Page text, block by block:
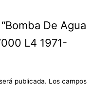
De Agua
L4 1971-
publicada. Los campos